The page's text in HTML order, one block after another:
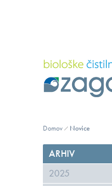
Domov Novice
ARHIV
2025